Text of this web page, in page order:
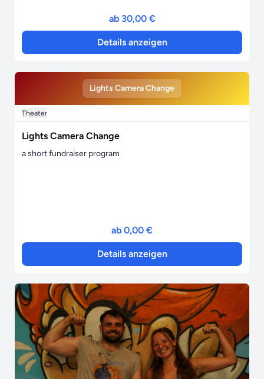
ab 30,00 €
Details anzeigen
Lights Camera Change
Theater
Lights Camera Change
a short fundraiser program
ab 0,00 €
Details anzeigen